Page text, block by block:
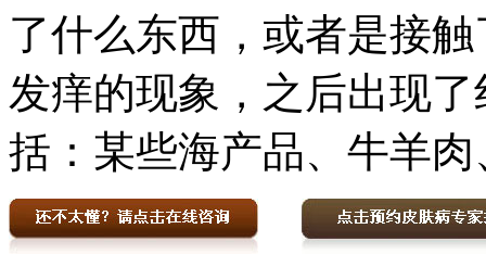
了什么东西，或者是接
发痒的现象，之后出现
括：某些海产品、牛羊